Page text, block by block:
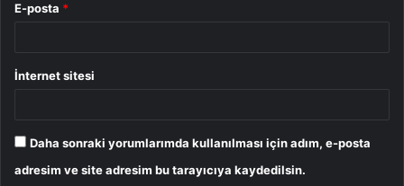
E-posta *
İnternet sitesi
Daha sonraki yorumlarımda kullanılması için adım, e-posta
adresim ve site adresim bu tarayıcıya kaydedilsin.